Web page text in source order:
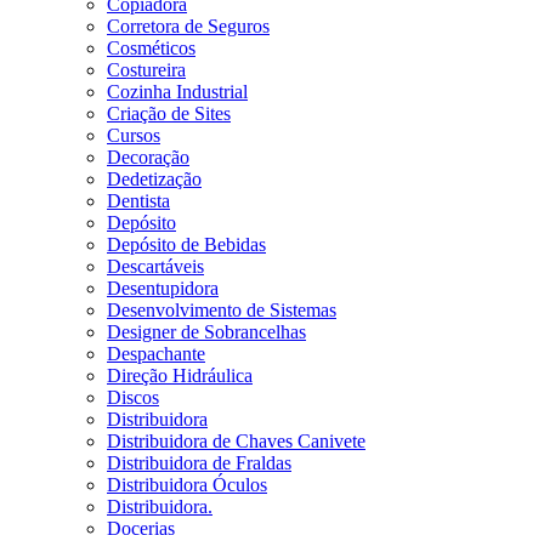
Copiadora
Corretora de Seguros
Cosméticos
Costureira
Cozinha Industrial
Criação de Sites
Cursos
Decoração
Dedetização
Dentista
Depósito
Depósito de Bebidas
Descartáveis
Desentupidora
Desenvolvimento de Sistemas
Designer de Sobrancelhas
Despachante
Direção Hidráulica
Discos
Distribuidora
Distribuidora de Chaves Canivete
Distribuidora de Fraldas
Distribuidora Óculos
Distribuidora.
Docerias